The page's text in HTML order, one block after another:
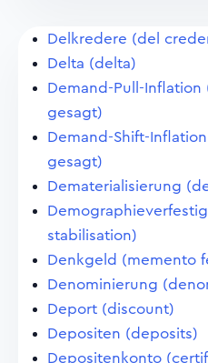
Delkredere (del
Delta (delta)
Demand-Pull-Inflation
gesagt)
Demand-Shift-
gesagt)
Dematerialisierung
stabilisation)
Denkgeld (memento
Denominierung
Deport (discount)
Depositen (deposits)
Depositenkonto